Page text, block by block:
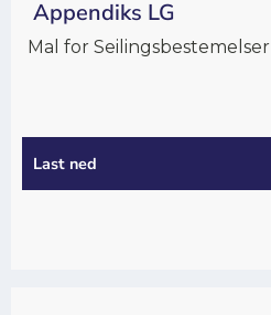
Appendiks LG
Mal for Seilingsbestemelser
Last ned